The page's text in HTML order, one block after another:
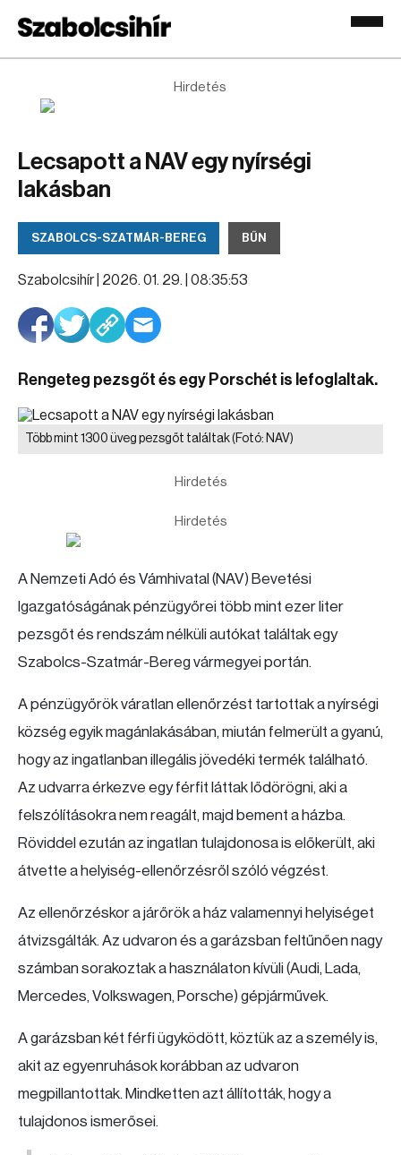
Hirdetés
Lecsapott a NAV egy nyírségi
lakásban
SZABOLCS-SZATMÁR-BEREG BŰN
Szabolcsihír | 2026. 01. 29. | 08:35:53
Rengeteg pezsgőt és egy Porschét is lefoglaltak.
Több mint 1300 üveg pezsgőt találtak(Fotó: NAV)
Hirdetés
Hirdetés
A Nemzeti Adó és Vámhivatal (NAV) Bevetési
Igazgatóságának pénzügyőrei több mint ezer liter
pezsgőt és rendszám nélküli autókat találtak egy
Szabolcs-Szatmár-Bereg vármegyei portán.
A pénzügyőrök váratlan ellenőrzést tartottak a nyírségi
község egyik magánlakásában, miután felmerült a gyanú,
hogy az ingatlanban illegális jövedéki termék található.
Az udvarra érkezve egy férfit láttak lődörögni, aki a
felszólításokra nem reagált, majd bement a házba.
Röviddel ezután az ingatlan tulajdonosa is előkerült, aki
átvette a helyiség-ellenőrzésről szóló végzést.
Az ellenőrzéskor a járőrök a ház valamennyi helyiséget
átvizsgálták. Az udvaron és a garázsban feltűnően nagy
számban sorakoztak a használaton kívüli (Audi, Lada,
Mercedes, Volkswagen, Porsche) gépjárművek.
A garázsban két férfi ügyködött, köztük az a személy is,
akit az egyenruhások korábban az udvaron
megpillantottak. Mindketten azt állították, hogy a
tulajdonos ismerősei.